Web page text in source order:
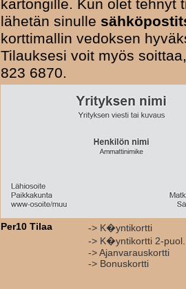
kartongille. Kun olet tehnyt
lähetän sinulle
korttimallin vedoksen
Tilauksesi voit myös
823 6870.
Per10 Tilaa
-> K�yntikortti
-> K�yntikortti 2-puol.
-> Ajanvarauskortti
-> Bonuskortti